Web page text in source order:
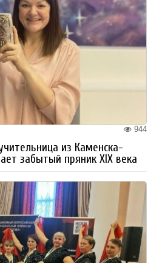
944
из Каменска-
забытый пряник XIX века